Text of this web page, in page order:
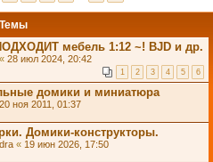
Темы
мебель 1:12 ~! BJD и др.
« 28 июл 2024, 20:42
1 2 3 4 5 6
домики и миниатюра
20 ноя 2011, 01:37
Домики-конструкторы.
« 19 июн 2026, 17:50